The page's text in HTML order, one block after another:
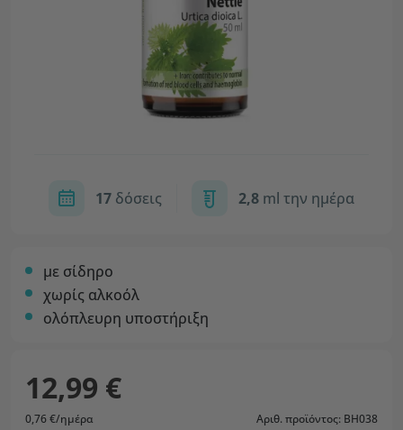
17 δόσεις 2,8 ml την ημέρα
με σίδηρο
χωρίς αλκοόλ
ολόπλευρη υποστήριξη
12,99 €
0,76 €/ημέρα
Αριθ. προϊόντος: BH038